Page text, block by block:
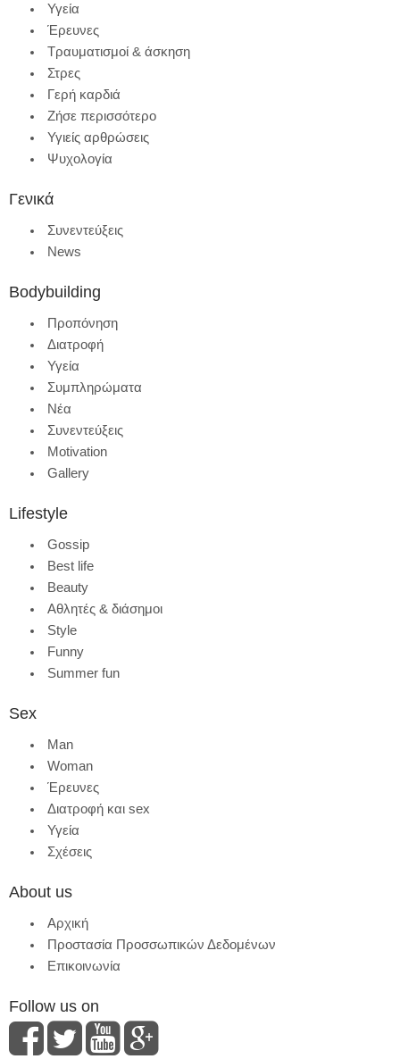
Υγεία
Έρευνες
Τραυματισμοί & άσκηση
Στρες
Γερή καρδιά
Ζήσε περισσότερο
Υγιείς αρθρώσεις
Ψυχολογία
Γενικά
Συνεντεύξεις
News
Bodybuilding
Προπόνηση
Διατροφή
Υγεία
Συμπληρώματα
Νέα
Συνεντεύξεις
Motivation
Gallery
Lifestyle
Gossip
Best life
Beauty
Αθλητές & διάσημοι
Style
Funny
Summer fun
Sex
Man
Woman
Έρευνες
Διατροφή και sex
Υγεία
Σχέσεις
About us
Αρχική
Προστασία Προσσωπικών Δεδομένων
Επικοινωνία
Follow us on